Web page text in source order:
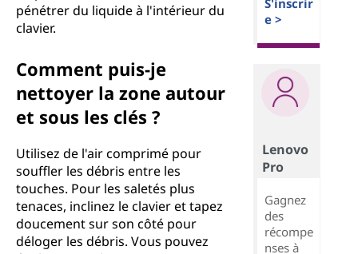
pénétrer du liquide à l'intérieur du
clavier.
Comment puis-je
nettoyer la zone autour
et sous les clés ?
Utilisez de l'air comprimé pour
souffler les débris entre les
touches. Pour les saletés plus
tenaces, inclinez le clavier et tapez
doucement sur son côté pour
déloger les débris. Vous pouvez
S'inscrir
e >
Lenovo
Pro
Gagnez
des
récompe
nses à